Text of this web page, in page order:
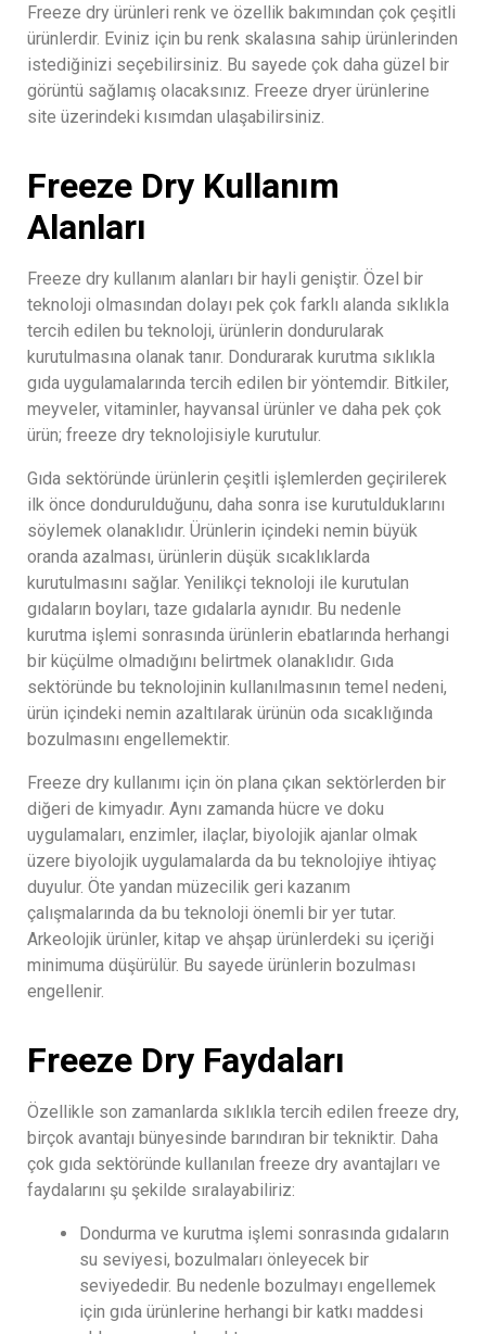
Freeze dry ürünleri renk ve özellik bakımından çok çeşitli
ürünlerdir. Eviniz için bu renk skalasına sahip ürünlerinden
istediğinizi seçebilirsiniz. Bu sayede çok daha güzel bir
görüntü sağlamış olacaksınız. Freeze dryer ürünlerine
site üzerindeki kısımdan ulaşabilirsiniz.
Freeze Dry Kullanım
Alanları
Freeze dry kullanım alanları bir hayli geniştir. Özel bir
teknoloji olmasından dolayı pek çok farklı alanda sıklıkla
tercih edilen bu teknoloji, ürünlerin dondurularak
kurutulmasına olanak tanır. Dondurarak kurutma sıklıkla
gıda uygulamalarında tercih edilen bir yöntemdir. Bitkiler,
meyveler, vitaminler, hayvansal ürünler ve daha pek çok
ürün; freeze dry teknolojisiyle kurutulur.
Gıda sektöründe ürünlerin çeşitli işlemlerden geçirilerek
ilk önce dondurulduğunu, daha sonra ise kurutulduklarını
söylemek olanaklıdır. Ürünlerin içindeki nemin büyük
oranda azalması, ürünlerin düşük sıcaklıklarda
kurutulmasını sağlar. Yenilikçi teknoloji ile kurutulan
gıdaların boyları, taze gıdalarla aynıdır. Bu nedenle
kurutma işlemi sonrasında ürünlerin ebatlarında herhangi
bir küçülme olmadığını belirtmek olanaklıdır. Gıda
sektöründe bu teknolojinin kullanılmasının temel nedeni,
ürün içindeki nemin azaltılarak ürünün oda sıcaklığında
bozulmasını engellemektir.
Freeze dry kullanımı için ön plana çıkan sektörlerden bir
diğeri de kimyadır. Aynı zamanda hücre ve doku
uygulamaları, enzimler, ilaçlar, biyolojik ajanlar olmak
üzere biyolojik uygulamalarda da bu teknolojiye ihtiyaç
duyulur. Öte yandan müzecilik geri kazanım
çalışmalarında da bu teknoloji önemli bir yer tutar.
Arkeolojik ürünler, kitap ve ahşap ürünlerdeki su içeriği
minimuma düşürülür. Bu sayede ürünlerin bozulması
engellenir.
Freeze Dry Faydaları
Özellikle son zamanlarda sıklıkla tercih edilen freeze dry,
birçok avantajı bünyesinde barındıran bir tekniktir. Daha
çok gıda sektöründe kullanılan freeze dry avantajları ve
faydalarını şu şekilde sıralayabiliriz:
Dondurma ve kurutma işlemi sonrasında gıdaların
su seviyesi, bozulmaları önleyecek bir
seviyededir. Bu nedenle bozulmayı engellemek
için gıda ürünlerine herhangi bir katkı maddesi